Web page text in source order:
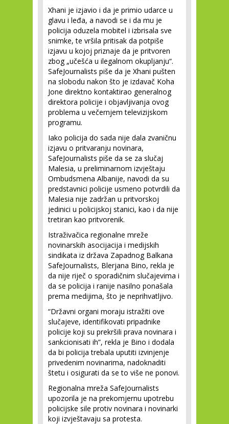
Xhani je izjavio i da je primio udarce u
glavu i leđa, a navodi se i da mu je
policija oduzela mobitel i izbrisala sve
snimke, te vršila pritisak da potpiše
izjavu u kojoj priznaje da je pritvoren
zbog „učešća u ilegalnom okupljanju“.
SafeJournalists piše da je Xhani pušten
na slobodu nakon što je izdavač Koha
Jone direktno kontaktirao generalnog
direktora policije i objavljivanja ovog
problema u večernjem televizijskom
programu.
Iako policija do sada nije dala zvaničnu
izjavu o pritvaranju novinara,
SafeJournalists piše da se za slučaj
Malesia, u preliminarnom izvještaju
Ombudsmena Albanije, navodi da su
predstavnici policije usmeno potvrdili da
Malesia nije zadržan u pritvorskoj
jedinici u policijskoj stanici, kao i da nije
tretiran kao pritvorenik.
Istraživačica regionalne mreže
novinarskih asocijacija i medijskih
sindikata iz država Zapadnog Balkana
SafeJournalists, Blerjana Bino, rekla je
da nije riječ o sporadičnim slučajevima i
da se policija i ranije nasilno ponašala
prema medijima, što je neprihvatljivo.
“Državni organi moraju istražiti ove
slučajeve, identifikovati pripadnike
policije koji su prekršili prava novinara i
sankcionisati ih”, rekla je Bino i dodala
da bi policija trebala uputiti izvinjenje
privedenim novinarima, nadoknaditi
štetu i osigurati da se to više ne ponovi.
Regionalna mreža SafeJournalists
upozorila je na prekomjernu upotrebu
policijske sile protiv novinara i novinarki
koji izvještavaju sa protesta.